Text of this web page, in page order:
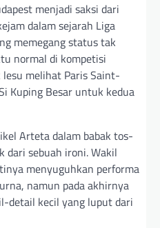
menjadi saksi dari
dalam sejarah Liga
memegang status tak
normal di kompetisi
melihat Paris Saint-
Kuping Besar untuk kedua
Arteta dalam babak tos-
dari sebuah ironi. Wakil
menyuguhkan performa
namun pada akhirnya
detail kecil yang luput dari